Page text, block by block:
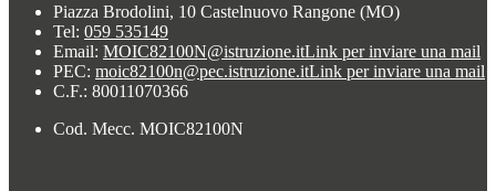
Piazza Brodolini, 10 Castelnuovo Rangone (MO)
Tel: 059 535149
Email: MOIC82100N@istruzione.itLink per inviare una mail
PEC: moic82100n@pec.istruzione.itLink per inviare una mail
C.F.: 80011070366
Cod. Mecc. MOIC82100N